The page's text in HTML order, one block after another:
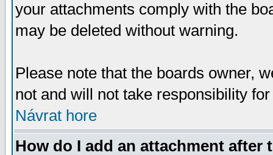
your attachments comply with the
may be deleted without warning.
Please note that the boards owner,
not and will not take responsibility
Návrat hore
How do I add an attachment after